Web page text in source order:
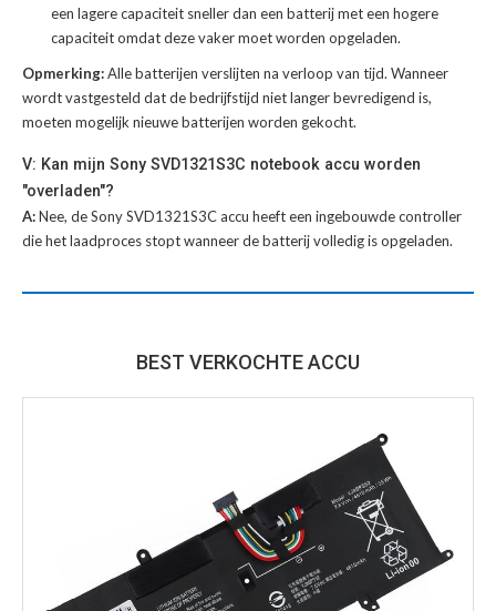
een lagere capaciteit sneller dan een batterij met een hogere
capaciteit omdat deze vaker moet worden opgeladen.
Opmerking:Alle batterijen verslijten na verloop van tijd. Wanneer
wordt vastgesteld dat de bedrijfstijd niet langer bevredigend is,
moeten mogelijk nieuwe batterijen worden gekocht.
V: Kan mijn Sony SVD1321S3C notebook accu worden
"overladen"?
A:Nee, de Sony SVD1321S3C accu heeft een ingebouwde controller
die het laadproces stopt wanneer de batterij volledig is opgeladen.
BEST VERKOCHTE ACCU